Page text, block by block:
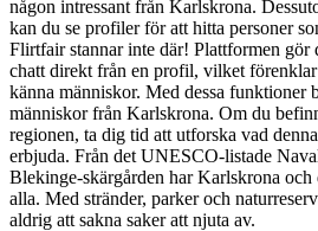
någon intressant från Karlskrona.
kan du se profiler för att hitta personer
Flirtfair stannar inte där! Plattformen gör
chatt direkt från en profil, vilket förenklar
känna människor. Med dessa funktioner
människor från Karlskrona. Om du
regionen, ta dig tid att utforska vad
erbjuda. Från det UNESCO-listade
Blekinge-skärgården har Karlskrona
alla. Med stränder, parker och
aldrig att sakna saker att njuta av.